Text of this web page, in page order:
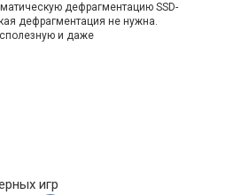
дефрагментацию SSD-
дефрагментация не нужна.
и даже
игр